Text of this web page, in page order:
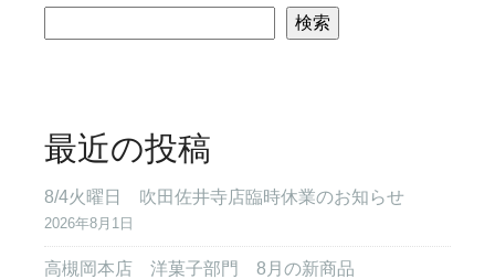
検索
最近の投稿
8/4火曜日 吹田佐井寺店臨時休業のお知らせ
2026年8月1日
高槻岡本店 洋菓子部門 8月の新商品